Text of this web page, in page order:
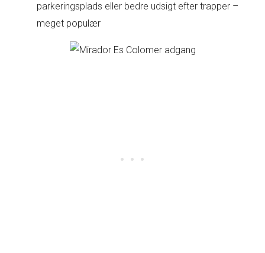
parkeringsplads eller bedre udsigt efter trapper –
meget populær